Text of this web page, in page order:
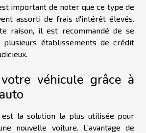
important de noter que ce type de
assorti de frais d'intérêt élevés.
raison, il est recommandé de se
plusieurs établissements de crédit
véhicule grâce à
la solution la plus utilisée pour
nouvelle voiture. L’avantage de